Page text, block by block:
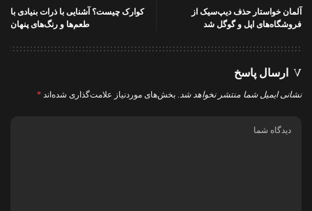
آلمان خواستار حذف دیپ‌سیک از
فروشگاه‌های اپل و گوگل شد
کوارک چیست؟ آشنایی با ذرات بنیادی با
طعم‌ها و رنگ‌های پنهان
ارسال پاسخ
نشانی ایمیل شما منتشر نخواهد شد. بخش‌های موردنیاز علامت‌گذاری شده‌اند *